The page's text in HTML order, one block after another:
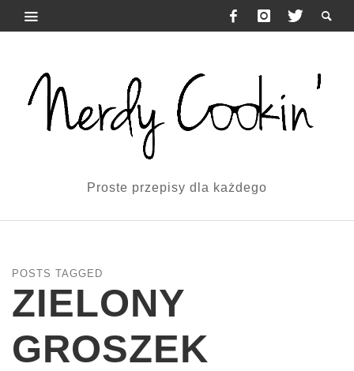
Proste przepisy dla każdego
POSTS TAGGED
ZIELONY
GROSZEK